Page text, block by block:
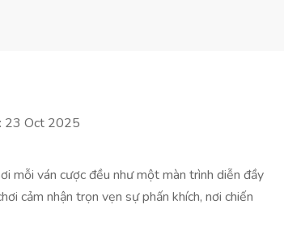
23 Oct 2025
mỗi ván cược đều như một màn trình diễn đầy
cảm nhận trọn vẹn sự phấn khích, nơi chiến